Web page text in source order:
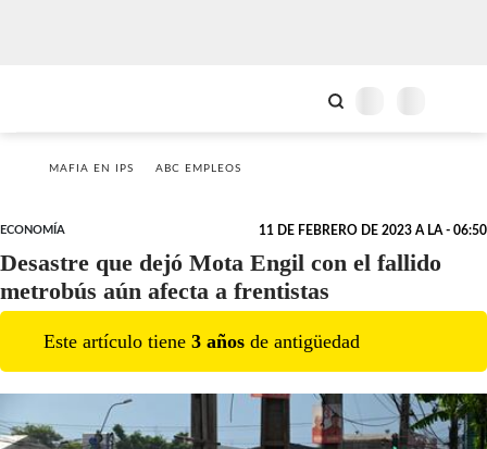
MAFIA EN IPS ABC EMPLEOS
ECONOMÍA 11 DE FEBRERO DE 2023 A LA - 06:50
Desastre que dejó Mota Engil con el fallido
metrobús aún afecta a frentistas
Este artículo tiene 3 años de antigüedad